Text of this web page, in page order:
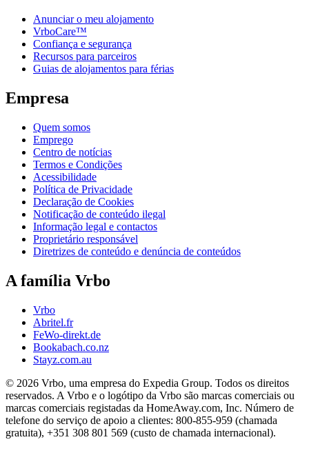
Anunciar o meu alojamento
VrboCare™
Confiança e segurança
Recursos para parceiros
Guias de alojamentos para férias
Empresa
Quem somos
Emprego
Centro de notícias
Termos e Condições
Acessibilidade
Política de Privacidade
Declaração de Cookies
Notificação de conteúdo ilegal
Informação legal e contactos
Proprietário responsável
Diretrizes de conteúdo e denúncia de conteúdos
A família Vrbo
Vrbo
Abritel.fr
FeWo-direkt.de
Bookabach.co.nz
Stayz.com.au
© 2026 Vrbo, uma empresa do Expedia Group. Todos os direitos
reservados. A Vrbo e o logótipo da Vrbo são marcas comerciais ou
marcas comerciais registadas da HomeAway.com, Inc. Número de
telefone do serviço de apoio a clientes: 800-855-959 (chamada
gratuita), +351 308 801 569 (custo de chamada internacional).